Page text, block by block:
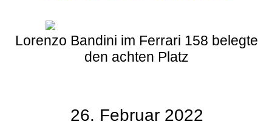
Lorenzo Bandini im Ferrari 158 belegte
den achten Platz
26. Februar 2022